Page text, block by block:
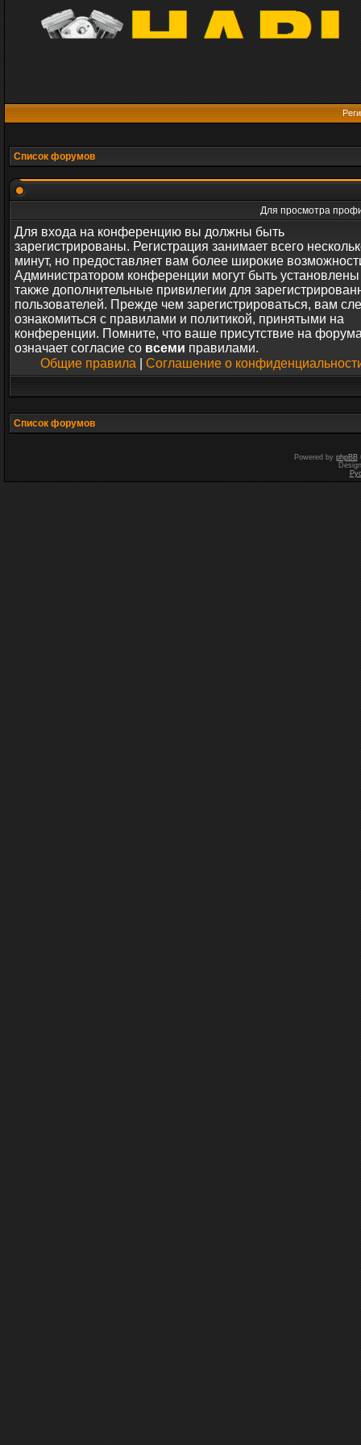
Список форумов
Для просмотра
Для входа на конференцию вы должны быть
зарегистрированы. Регистрация занимает всего
минут, но предоставляет вам более широкие
Администратором конференции могут быть установлены
также дополнительные привилегии для
пользователей. Прежде чем зарегистрироваться, вам
ознакомиться с правилами и политикой, принятыми на
конференции. Помните, что ваше присутствие на
означает согласие со всеми правилами.
Общие правила
Соглашение о
Список форумов
Powered by phpBB